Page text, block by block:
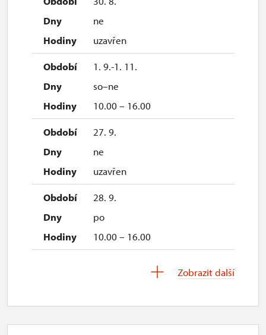
ne
uzavřen
1. 9.-1. 11.
so–ne
10.00 – 16.00
27. 9.
ne
uzavřen
28. 9.
po
10.00 – 16.00
2. 11.-31. 12.
Zobrazit další